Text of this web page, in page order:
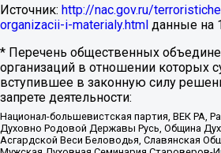
Источник: http://nac.gov.ru/
organizacii-i-materialy.html данные на
* Перечень общественных
организаций в отношении которых
вступившее в законную силу
запрете деятельности:
Национал-большевистская партия, ВЕК РА,
Духовно Родовой Державы Русь, Община
Асгардской Веси Беловодья, Славянская